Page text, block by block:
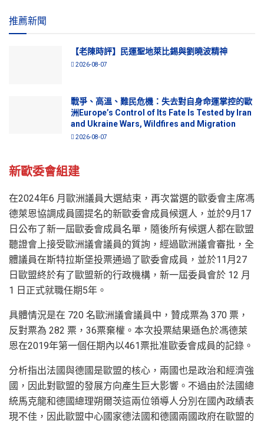
推薦新聞
【老陳時評】民運聖地萊比錫與劉曉波精神
2026-08-07
戰爭、高溫、難民危機：失去對自身命運掌控的歐
洲Europe’s Control of Its Fate Is Tested by Iran
and Ukraine Wars, Wildfires and Migration
2026-08-07
新歐委會組建
在2024年6 月歐洲議員大選結束，再次當選的歐委會主席馮
德萊恩協調成員國提名的新歐委會成員候選人，並於9月17
日公布了新一屆歐委會成員名單，隨後所有候選人都在歐盟
聽證會上接受歐洲議會議員的質詢，經過歐洲議會審批，全
體議員在斯特拉斯堡投票通過了歐委會成員，並於11月27
日歐盟終於有了歐盟新的行政機構，新一屆委員會於 12 月
1 日正式就職任期5年。
具體情況是在 720 名歐洲議會議員中，贊成票為 370 票，
反對票為 282 票，36票棄權。本次投票結果遜色於馮德萊
恩在2019年第一個任期內以461票批准歐委會成員的記錄。
分析指出法國與德國是歐盟的核心，兩國也是政治和經濟強
國，因此對歐盟的發展方向產生巨大影響。不過由於法國總
統馬克龍和德國總理朔爾茨這兩位領導人分別在國內政績表
現不佳，因此歐盟中心國家德法國和德國兩國政府在歐盟的